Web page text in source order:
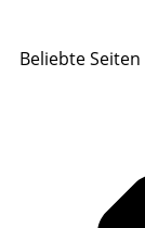
Beliebte Seiten